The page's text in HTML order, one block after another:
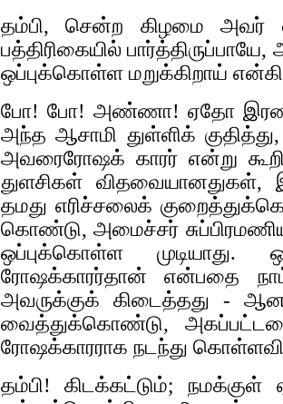
தம்பி, சென்ற கிழமை அவர்
பத்திரிகையில்
ஒப்புக்கொள்ள மறுக்கிறாய்
போ! போ! அண்ணா! ஏதோ
அந்த ஆசாமி துள்ளிக்
அவரைரோஷக் காரர் என்று
துளசிகள் விதவையானதுகள்,
தமது எரிச்சலைக்
கொண்டு, அமைச்சர்
ஒப்புக்கொள்ள முடியாது.
ரோஷக்காரர்தான் என்பதை
அவருக்குக் கிடைத்தது -
வைத்துக்கொண்டு,
ரோஷக்காரராக நடந்து
தம்பி! கிடக்கட்டும்;